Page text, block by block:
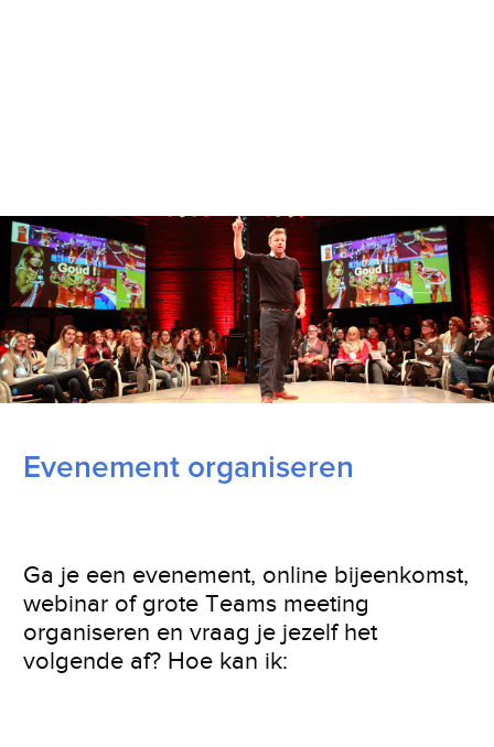
Evenement organiseren
Ga je een evenement, online bijeenkomst,
webinar of grote Teams meeting
organiseren en vraag je jezelf het
volgende af? Hoe kan ik: